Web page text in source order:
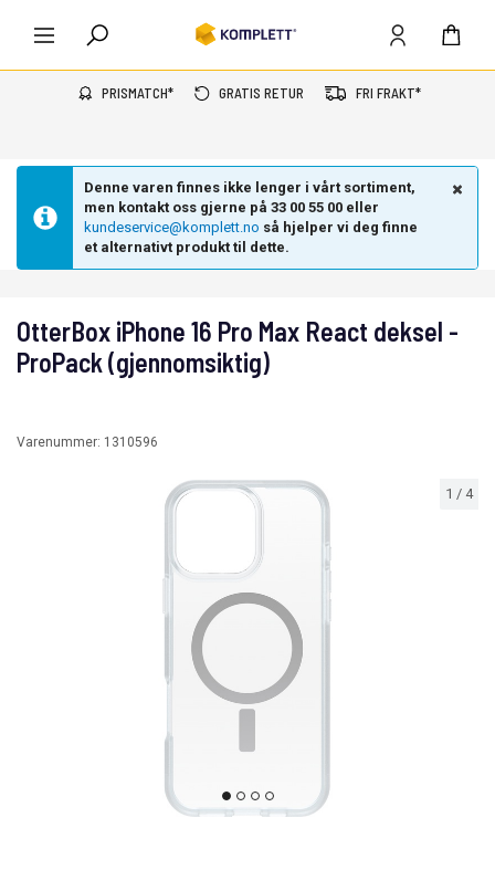
PRISMATCH* GRATIS RETUR FRI FRAKT*
Denne varen finnes ikke lenger i vårt sortiment,
men kontakt oss gjerne på 33 00 55 00 eller
kundeservice@komplett.no så hjelper vi deg finne
et alternativt produkt til dette.
1 / 4
OtterBox iPhone 16 Pro Max React deksel -
ProPack (gjennomsiktig)
Varenummer: 1310596